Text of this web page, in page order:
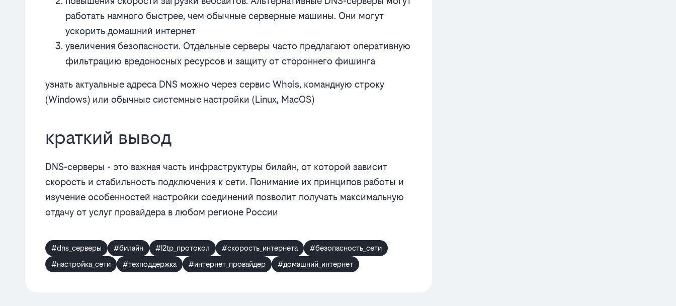
работать намного быстрее, чем обычные серверные машины. Они могут
ускорить домашний интернет
увеличения безопасности. Отдельные серверы часто предлагают оперативную
фильтрацию вредоносных ресурсов и защиту от стороннего фишинга
узнать актуальные адреса DNS можно через сервис Whois, командную строку
(Windows) или обычные системные настройки (Linux, MacOS)
краткий вывод
DNS-серверы - это важная часть инфраструктуры билайн, от которой зависит
скорость и стабильность подключения к сети. Понимание их принципов работы и
изучение особенностей настройки соединений позволит получать максимальную
отдачу от услуг провайдера в любом регионе России
#dns_серверы #билайн #l2tp_протокол #скорость_интернета
#безопасность_сети
#настройка_сети
#техподдержка #интернет_провайдер #домашний_интернет